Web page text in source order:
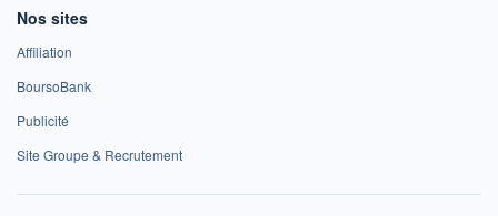
Nos sites
Affiliation
BoursoBank
Publicité
Site Groupe & Recrutement